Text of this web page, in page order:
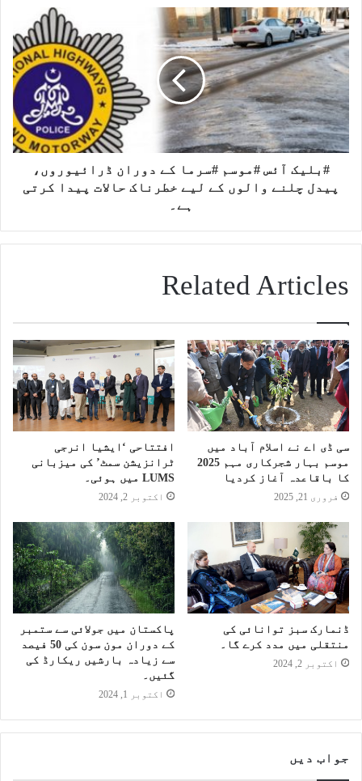
#بلیک آئس #موسم #سرما کے دوران ڈرائیوروں،
پیدل چلنے والوں کے لیے خطرناک حالات پیدا کرتی
ہے۔
Related Articles
سی ڈی اے نے اسلام آباد میں
موسم بہار شجرکاری مہم 2025
کا باقاعدہ آغاز کردیا
فروری 21, 2025
افتتاحی ‘ایشیا انرجی
ٹرانزیشن سمٹ’ کی میزبانی
LUMS میں ہوئی۔
اکتوبر 2, 2024
ڈنمارک سبز توانائی کی
منتقلی میں مدد کرے گا۔
اکتوبر 2, 2024
پاکستان میں جولائی سے ستمبر
کے دوران مون سون کی 50 فیصد
سے زیادہ بارشیں ریکارڈ کی
گئیں۔
اکتوبر 1, 2024
جواب دیں